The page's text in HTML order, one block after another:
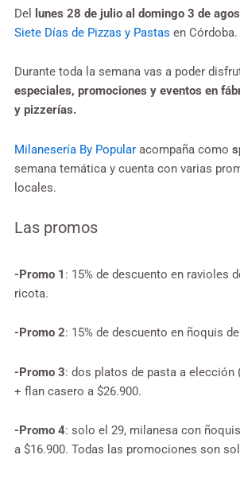
Del lunes 28 de julio al domingo 3 de
Siete Días de Pizzas y Pastas en Córdoba.
Durante toda la semana vas a poder
especiales, promociones y eventos en
y pizzerías.
Milanesería By Popular acompaña como
semana temática y cuenta con varias
locales.
Las promos
-Promo 1 : 15% de descuento en ravioles
ricota.
-Promo 2: 15% de descuento en ñoquis
-Promo 3: dos platos de pasta a
+ flan casero a $26.900.
-Promo 4: solo el 29, milanesa con
a $16.900. Todas las promociones son